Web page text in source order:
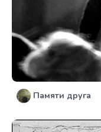
Памяти друга